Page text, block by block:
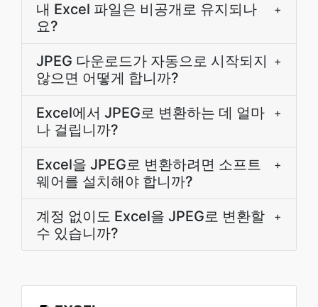
내 Excel 파일은 비공개로 유지되나
요?
+
JPEG 다운로드가 자동으로 시작되지
않으면 어떻게 합니까?
+
Excel에서 JPEG로 변환하는 데 얼마
나 걸립니까?
+
Excel을 JPEG로 변환하려면 소프트
웨어를 설치해야 합니까?
+
계정 없이도 Excel을 JPEG로 변환할
수 있습니까?
+